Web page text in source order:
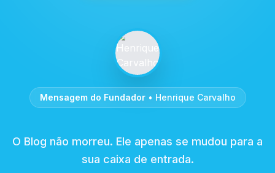
Mensagem do Fundador• Henrique Carvalho
O Blog não morreu. Ele apenas se mudou para a
sua caixa de entrada.